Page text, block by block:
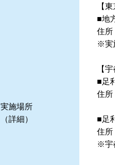
実施場所
（詳細）
【
■地
住所
※実
【
■足
住所
■足
住所
※宇